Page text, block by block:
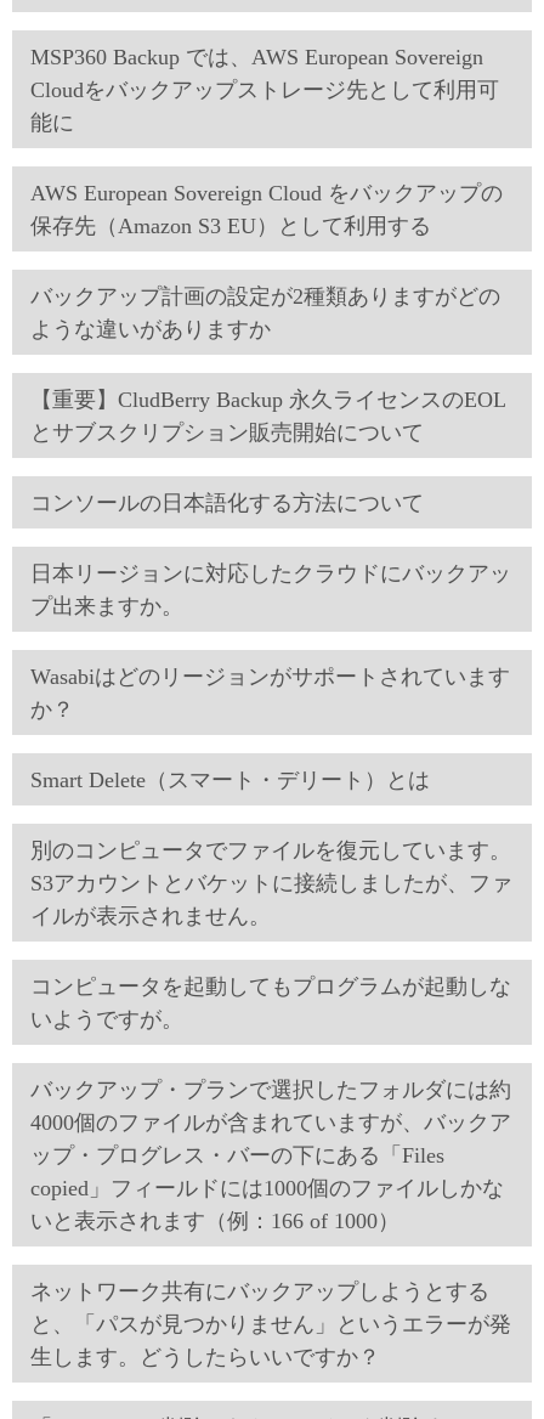
MSP360 Backup では、AWS European Sovereign
Cloudをバックアップストレージ先として利用可
能に
AWS European Sovereign Cloud をバックアップの
保存先（Amazon S3 EU）として利用する
バックアップ計画の設定が2種類ありますがどの
ような違いがありますか
【重要】CludBerry Backup 永久ライセンスのEOL
とサブスクリプション販売開始について
コンソールの日本語化する方法について
日本リージョンに対応したクラウドにバックアッ
プ出来ますか。
Wasabiはどのリージョンがサポートされています
か？
Smart Delete（スマート・デリート）とは
別のコンピュータでファイルを復元しています。
S3アカウントとバケットに接続しましたが、ファ
イルが表示されません。
コンピュータを起動してもプログラムが起動しな
いようですが。
バックアップ・プランで選択したフォルダには約
4000個のファイルが含まれていますが、バックア
ップ・プログレス・バーの下にある「Files
copied」フィールドには1000個のファイルしかな
いと表示されます（例：166 of 1000）
ネットワーク共有にバックアップしようとする
と、「パスが見つかりません」というエラーが発
生します。どうしたらいいですか？